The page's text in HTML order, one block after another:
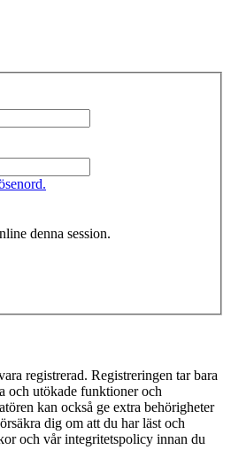
denna session.
registrerad. Registreringen tar bara
och utökade funktioner och
kan också ge extra behörigheter
dig om att du har läst och
och vår integritetspolicy innan du